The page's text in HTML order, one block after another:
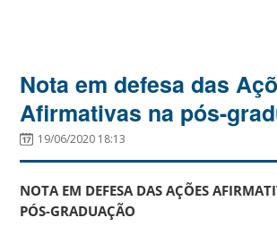
Nota em defesa das
Afirmativas na pós-
19/06/2020 18:13
NOTA EM DEFESA DAS AÇÕES
PÓS-GRADUAÇÃO